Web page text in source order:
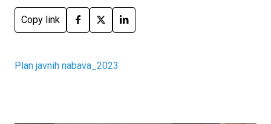
Copy link
Plan javnih nabava_2023